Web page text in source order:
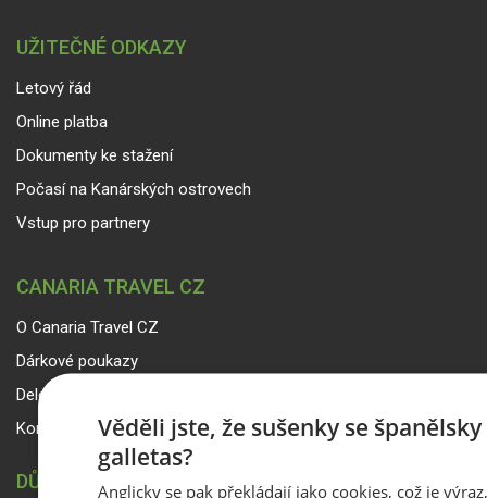
UŽITEČNÉ ODKAZY
Letový řád
Online platba
Dokumenty ke stažení
Počasí na Kanárských ostrovech
Vstup pro partnery
CANARIA TRAVEL CZ
O Canaria Travel CZ
Dárkové poukazy
Delegáti
Kontakty
DŮLEŽITÉ INFORMACE
Věděli jste, že sušenky se
galletas?
Anglicky se pak překládají jako cookies, což je